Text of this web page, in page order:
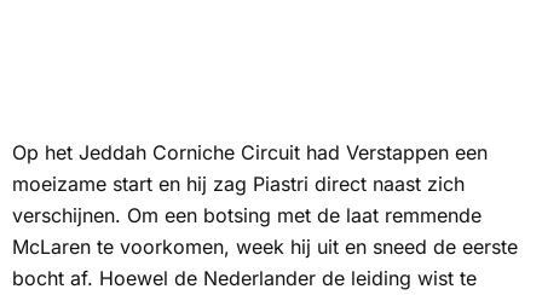
Op het Jeddah Corniche Circuit had Verstappen een
moeizame start en hij zag Piastri direct naast zich
verschijnen. Om een botsing met de laat remmende
McLaren te voorkomen, week hij uit en sneed de eerste
bocht af. Hoewel de Nederlander de leiding wist te